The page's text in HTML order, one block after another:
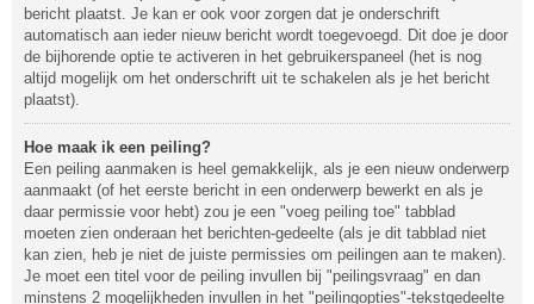
bericht plaatst. Je kan er ook voor zorgen dat je onderschrift
automatisch aan ieder nieuw bericht wordt toegevoegd. Dit doe je door
de bijhorende optie te activeren in het gebruikerspaneel (het is nog
altijd mogelijk om het onderschrift uit te schakelen als je het bericht
plaatst).
Hoe maak ik een peiling?
Een peiling aanmaken is heel gemakkelijk, als je een nieuw onderwerp
aanmaakt (of het eerste bericht in een onderwerp bewerkt en als je
daar permissie voor hebt) zou je een "voeg peiling toe" tabblad
moeten zien onderaan het berichten-gedeelte (als je dit tabblad niet
kan zien, heb je niet de juiste permissies om peilingen aan te maken).
Je moet een titel voor de peiling invullen bij "peilingsvraag" en dan
minstens 2 mogelijkheden invullen in het "peilingopties"-tekstgedeelte